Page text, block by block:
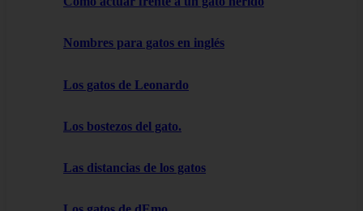
Nombres para gatos en inglés
Los gatos de Leonardo
Los bostezos del gato.
Las distancias de los gatos